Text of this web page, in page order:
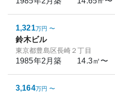
1,321万円 〜
鈴木ビル
東京都豊島区長崎２丁目
1985年2月築 14.3㎡〜
3,164万円 〜